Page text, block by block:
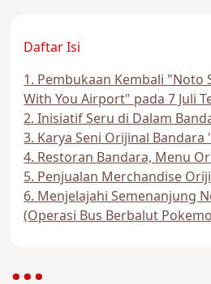
Daftar Isi
1. Pembukaan Kembali "Noto
With You Airport" pada 7 Juli
2. Inisiatif Seru di Dalam
3. Karya Seni Orijinal
4. Restoran Bandara, Menu
5. Penjualan Merchandise
6. Menjelajahi Semenanjung
(Operasi Bus Berbalut